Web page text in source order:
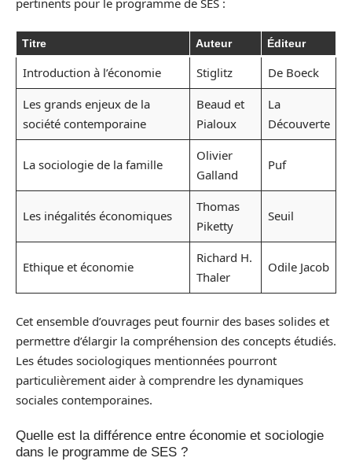
Titre Auteur Éditeur
Introduction à l’économie Stiglitz
De Boeck
Les grands enjeux de la
société contemporaine
Beaud et
Pialoux
La
Découverte
La sociologie de la famille
Olivier
Galland
Puf
Les inégalités économiques
Thomas
Piketty
Seuil
Ethique et économie
Richard H.
Thaler
Odile Jacob
Cet ensemble d’ouvrages peut fournir des bases solides et
permettre d’élargir la compréhension des concepts étudiés.
Les études sociologiques mentionnées pourront
particulièrement aider à comprendre les dynamiques
sociales contemporaines.
Quelle est la différence entre économie et sociologie
dans le programme de SES ?